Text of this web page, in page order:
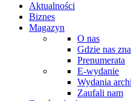
Aktualności
Biznes
Magazyn
O nas
Gdzie nas
Prenumerata
E-wydanie
Wydania
Zaufali nam